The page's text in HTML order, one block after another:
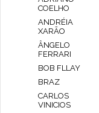
COELHO
ANDRÉIA
XARÃO
ÂNGELO
FERRARI
BOB FLLAY
BRAZ
CARLOS
VINICIOS